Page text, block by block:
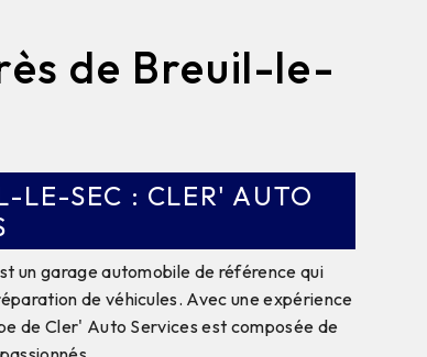
de Breuil-le-
LE-SEC : CLER' AUTO
un garage automobile de référence qui
de véhicules. Avec une expérience
de Cler' Auto Services est composée de